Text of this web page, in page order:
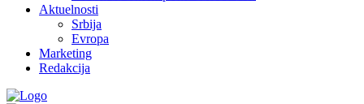
Aktuelnosti
Srbija
Evropa
Marketing
Redakcija